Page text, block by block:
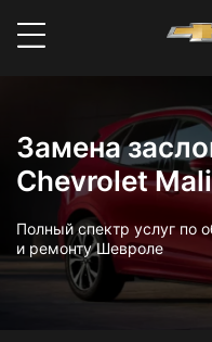
Замена
Chevrolet
Полный спектр услуг по
и ремонту Шевроле